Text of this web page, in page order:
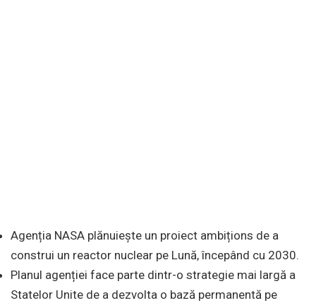
Agenția NASA plănuiește un proiect ambițions de a
construi un reactor nuclear pe Lună, începând cu 2030.
Planul agenției face parte dintr-o strategie mai largă a
Statelor Unite de a dezvolta o bază permanentă pe